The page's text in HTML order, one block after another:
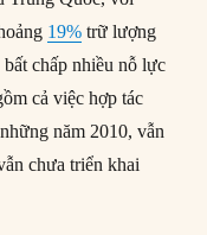
19% trữ lượng
chấp nhiều nỗ lực
cả việc hợp tác
năm 2010, vẫn
chưa triển khai